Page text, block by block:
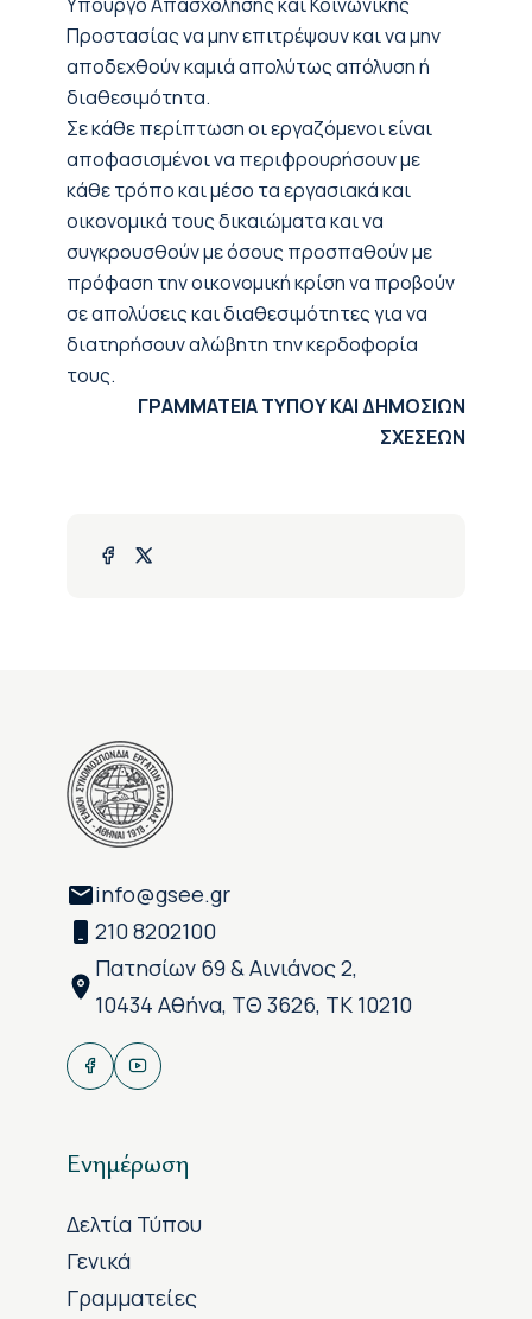
Προστασίας να μην επιτρέψουν και να μην
αποδεχθούν καμιά απολύτως απόλυση ή
διαθεσιμότητα.
Σε κάθε περίπτωση οι εργαζόμενοι είναι
αποφασισμένοι να περιφρουρήσουν με
κάθε τρόπο και μέσο τα εργασιακά και
οικονομικά τους δικαιώματα και να
συγκρουσθούν με όσους προσπαθούν με
πρόφαση την οικονομική κρίση να προβούν
σε απολύσεις και διαθεσιμότητες για να
διατηρήσουν αλώβητη την κερδοφορία
τους.
ΓΡΑΜΜΑΤΕΙΑ ΤΥΠΟΥ ΚΑΙ ΔΗΜΟΣΙΩΝ
ΣΧΕΣΕΩΝ
info@gsee.gr
210 8202100
Πατησίων 69 & Αινιάνος 2,
10434 Αθήνα, ΤΘ 3626, ΤΚ 10210
Ενημέρωση
Δελτία Τύπου
Γενικά
Γραμματείες